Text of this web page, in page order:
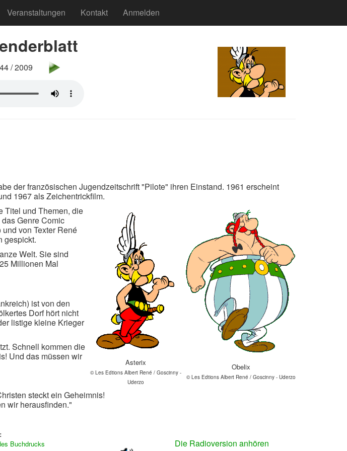
Veranstaltungen Kontakt Anmelden
/ 2009
der französischen Jugendzeitschrift "Pilote" ihren Einstand. 1961 erscheint
1967 als Zeichentrickfilm.
Asterix
© Les Edtions Albert René / Goscinny -
Uderzo
Obelix
© Les Edtions Albert René / Goscinny - Uderzo
Titel und Themen, die
Genre Comic
von Texter René
gespickt.
Welt. Sie sind
Millionen Mal
ist von den
Dorf hört nicht
listige kleine Krieger
Schnell kommen die
Und das müssen wir
steckt ein Geheimnis!
wir herausfinden."
Buchdrucks
Die Radioversion anhören